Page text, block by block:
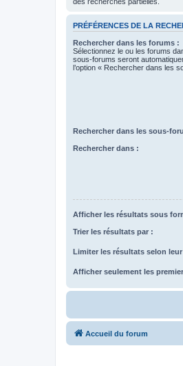
PRÉFÉRENCES DE LA
Rechercher dans les forums :
Sélectionnez le ou les forums
sous-forums seront
l’option « Rechercher dans les
Rechercher dans les sous-
Rechercher dans :
Afficher les résultats sous
Trier les résultats par :
Limiter les résultats selon
Afficher seulement les
Accueil du forum